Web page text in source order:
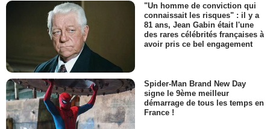
"Un homme de conviction qui
connaissait les risques" : il y a
81 ans, Jean Gabin était l'une
des rares célébrités françaises à
avoir pris ce bel engagement
Spider-Man Brand New Day
signe le 9ème meilleur
démarrage de tous les temps en
France !